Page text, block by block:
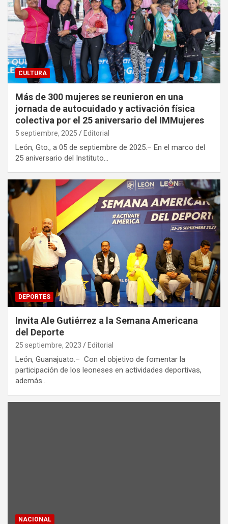
CULTURA
Más de 300 mujeres se reunieron en una
jornada de autocuidado y activación física
colectiva por el 25 aniversario del IMMujeres
5 septiembre, 2025 Editorial
León, Gto., a 05 de septiembre de 2025.– En el marco del
25 aniversario del Instituto…
DEPORTES
Invita Ale Gutiérrez a la Semana Americana
del Deporte
25 septiembre, 2023 Editorial
León, Guanajuato.– Con el objetivo de fomentar la
participación de los leoneses en actividades deportivas,
además…
NACIONAL